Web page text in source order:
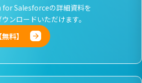
Salesforceの詳細資料を
ンロードいただけます。
料】